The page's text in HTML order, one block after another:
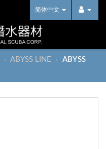
简体中文
› ABYSS LINE ›
ABYSS